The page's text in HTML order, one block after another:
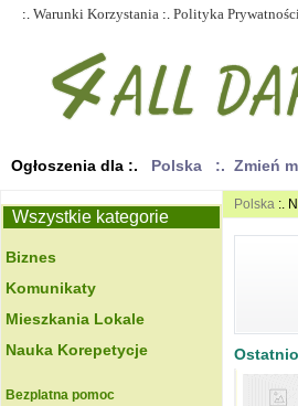
:. Warunki Korzystania :. Polityka
Ogłoszenia dla :. Polska :. Zmień
Wszystkie kategorie
Biznes
Komunikaty
Mieszkania Lokale
Nauka Korepetycje
Bezplatna pomoc
Polska :.